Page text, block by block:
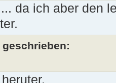
da ich aber den